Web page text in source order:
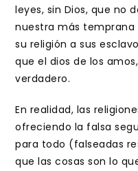
leyes, sin Dios, que no
nuestra más temprana
su religión a sus
que el dios de los
verdadero.
En realidad, las
ofreciendo la falsa
para todo (falseadas
que las cosas son lo